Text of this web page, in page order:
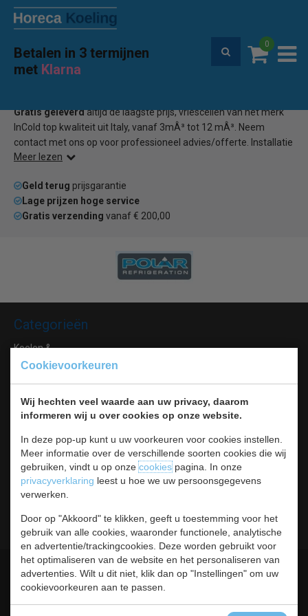
Cookievoorkeuren
Wij hechten veel waarde aan uw privacy, daarom
informeren wij u over cookies op onze website.
In deze pop-up kunt u uw voorkeuren voor cookies instellen.
Meer informatie over de verschillende soorten cookies die wij
gebruiken, vindt u op onzecookiespagina. In onze
privacyverklaring leest u hoe we uw persoonsgegevens
verwerken.
Door op "Akkoord" te klikken, geeft u toestemming voor het
gebruik van alle cookies, waaronder functionele, analytische
en advertentie/trackingcookies. Deze worden gebruikt voor
het optimaliseren van de website en het personaliseren van
advertenties. Wilt u dit niet, klik dan op "Instellingen" om uw
cookievoorkeuren aan te passen.
Betalen in 3 termijnen
met Klarna
0
Premium service en garantie
Home Incold Vriescel
Gratis geleverdaltijd de laagste prijs, vriescellen van het merk
InCold top kwaliteit uit Italy, vanaf 3mÂ³ tot 12 mÂ³. Neem
contact met ons op voor professioneel advies/offerte. Installatie
op aanvraag.
Meer lezen
Geld terug prijsgarantie
Lage prijzen hoge service
Gratis verzending vanaf € 200,00
Categorieën
Koelen &
Vriezen
Warmhouden
Buffet & tafel
Kleding
Hygiene
Horeca
Meubilair
RVS
Algemene voorwaarden Leveringsvoorwaarden
Privacy statement